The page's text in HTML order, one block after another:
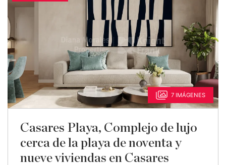
7 IMÁGENES
Casares Playa, Complejo de lujo
cerca de la playa de noventa y
nueve viviendas en Casares